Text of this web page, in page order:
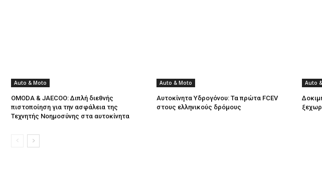
Auto & Moto
OMODA & JAECOO: Διπλή διεθνής
πιστοποίηση για την ασφάλεια της
Τεχνητής Νοημοσύνης στα αυτοκίνητα
Auto & Moto
Αυτοκίνητα Υδρογόνου: Τα πρώτα FCEV
στους ελληνικούς δρόμους
Auto